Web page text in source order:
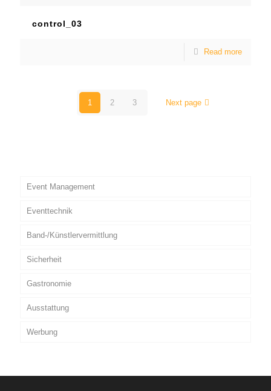
control_03
Read more
1 2 3 Next page
Event Management
Eventtechnik
Band-/Künstlervermittlung
Sicherheit
Gastronomie
Ausstattung
Werbung